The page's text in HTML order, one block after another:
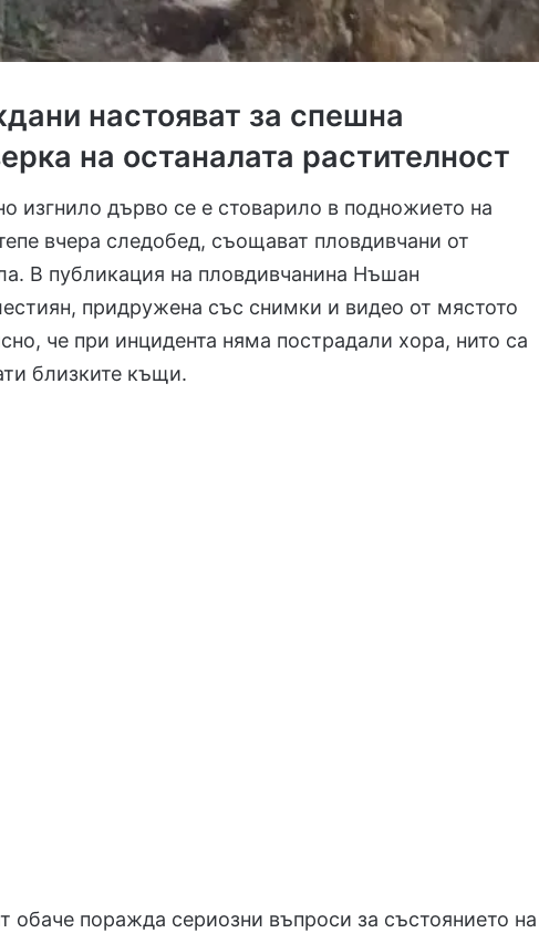
настояват за спешна
на останалата растителност
изгнило дърво се е стоварило в подножието на
вчера следобед, съощават пловдивчани от
В публикация на пловдивчанина Нъшан
придружена със снимки и видео от мястото
че при инцидента няма пострадали хора, нито са
близките къщи.
обаче поражда сериозни въпроси за състоянието на